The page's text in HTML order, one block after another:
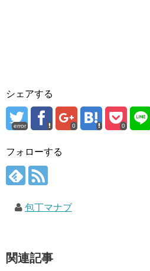
シェアする
error 0 0
フォローする
包丁マナブ
関連記事